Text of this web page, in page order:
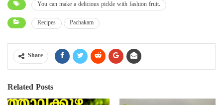
You can make a delicious pickle with fashion fruit.
Recipes Pachakam
Share
Related Posts